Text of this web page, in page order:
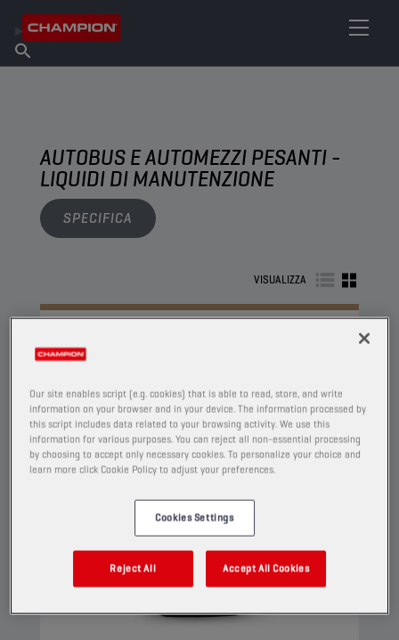
Informazioni su Champion
Trova un punto vendita
AUTOBUS E AUTOMEZZI PESANTI -
LIQUIDI DI MANUTENZIONE
SPECIFICA
VISUALIZZA
Our site enables script (e.g. cookies) that is able to read, store, and write
information on your browser and in your device. The information processed by
this script includes data related to your browsing activity. We use this
information for various purposes. You can reject all non-essential processing
by choosing to accept only necessary cookies. To personalize your choice and
learn more click Cookie Policy to adjust your preferences.
Cookies Settings
Reject All Accept All Cookies